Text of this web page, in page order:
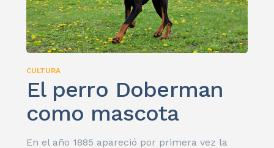
CULTURA
El perro Doberman
como mascota
En el año 1885 apareció por primera vez la